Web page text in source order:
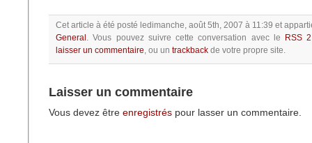
Cet article à été posté ledimanche, août 5th, 2007 à 11:39 et
General .Vous pouvez suivre cette conversation avec le
RSS
laisser un commentaire, ou un trackback de votre propre site.
Laisser un commentaire
Vous devez être enregistrés pour lasser un commentaire.